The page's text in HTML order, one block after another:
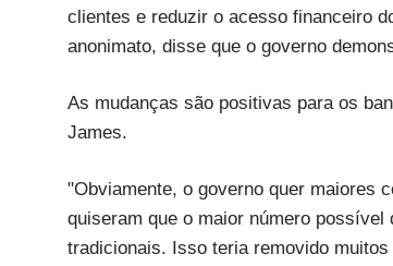
clientes e reduzir o acesso financeiro
anonimato, disse que o governo
As mudanças são positivas para os
James.
"Obviamente, o governo quer maiores
quiseram que o maior número
tradicionais. Isso teria removido